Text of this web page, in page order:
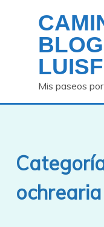
contenido
Mis paseos
ochrearia